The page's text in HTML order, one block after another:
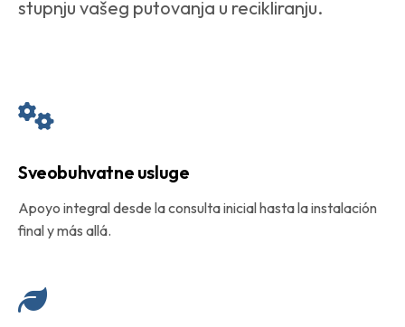
stupnju vašeg putovanja u recikliranju.
Sveobuhvatne usluge
Apoyo integral desde la consulta inicial hasta la instalación
final y más allá.